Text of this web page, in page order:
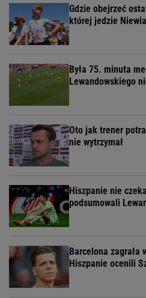
Gdzie obejrzeć
której jedzie
Była 75. minuta
Lewandowskiego
Oto jak trener
nie wytrzymał
Hiszpanie nie
podsumowali
Barcelona
Hiszpanie ocenili